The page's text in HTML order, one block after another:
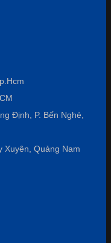
Định, P. Bến Nghé,
Xuyên, Quảng Nam